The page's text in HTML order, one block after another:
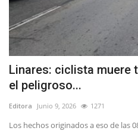
Linares: ciclista muere
el peligroso...
Editora Junio 9, 2026 1271
Los hechos originados a eso de las